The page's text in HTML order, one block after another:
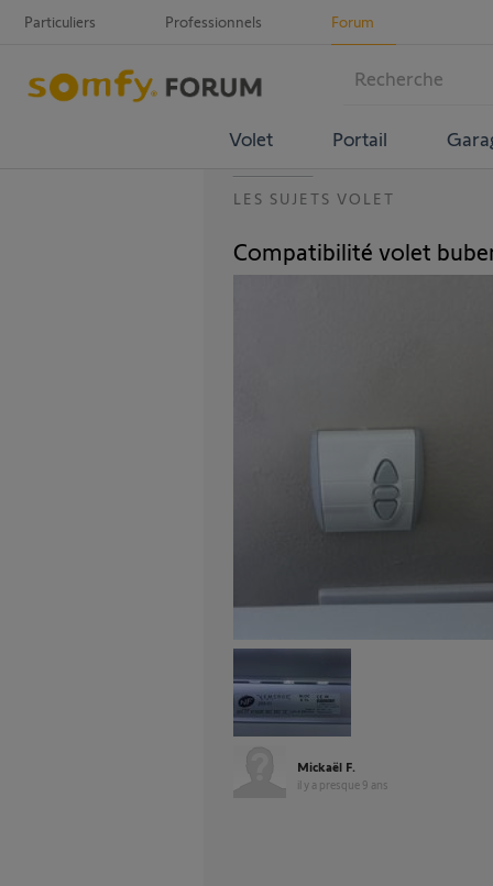
Particuliers Professionnels Forum
Volet Portail
LES SUJETS VOLET
Compatibilité volet
Mickaël F.
il y a presque 9 ans